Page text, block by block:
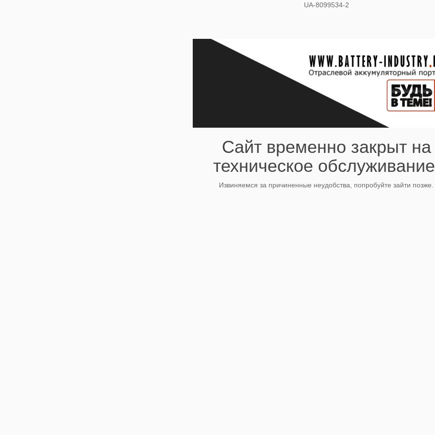
UA-8099534-2
Сайт временно закрыт на
техническое
Извиняемся за причиненные неудобства, попробуйте зайти позже.